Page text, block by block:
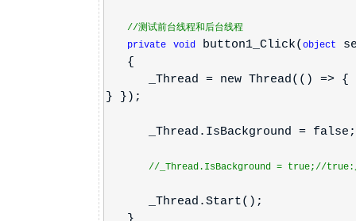
//测试前台线程和后台线程
private
void button1_Click( object
{
_Thread = new Thread(() =>
} });
_Thread.IsBackground = false;
//_Thread.IsBackground = true;//true:
_Thread.Start();